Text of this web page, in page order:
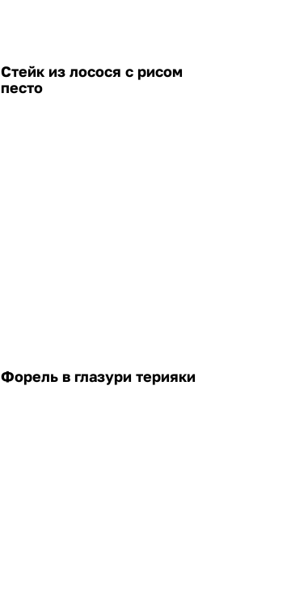
Стейк из лосося с рисом
песто
Форель в глазури терияки